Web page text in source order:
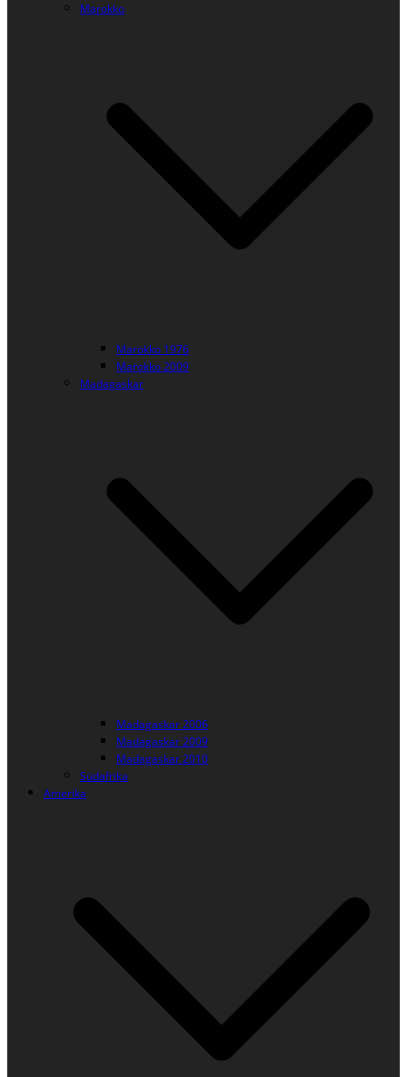
Marokko
Marokko 1976
Marokko 2009
Madagaskar
Madagaskar 2006
Madagaskar 2009
Madagaskar 2010
Südafrika
Amerika